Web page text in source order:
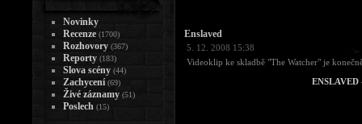
Enslaved
5. 12. 2008 15:38
Videoklip ke skladbě "The Watcher" je
ENSLAVED
Novinky
Recenze (1700)
Rozhovory (367)
Reporty (183)
Slova scény (44)
Zachycení (69)
Živé záznamy (51)
Poslech (15)